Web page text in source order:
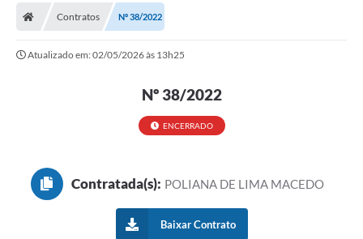
Contratos Nº 38/2022
Atualizado em: 02/05/2026 às 13h25
Nº 38/2022
ENCERRADO
Contratada(s): POLIANA DE LIMA MACEDO
Baixar Contrato